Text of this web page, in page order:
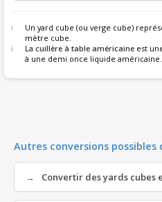
Un yard cube (ou verge cube)
mètre cube.
La cuillère à table américaine est
à une demi once liquide américaine.
Autres conversions
Convertir des yards cubes